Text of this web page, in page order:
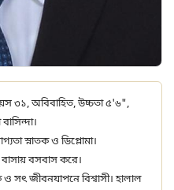
বয়স ৩১, অবিবাহিত, উচ্চতা ৫'৬",
স্নাতক ও ডিপ্লোমা।
বাসায় বসবাস করে।
ও সৎ জীবনযাপনে বিশ্বাসী। হালাল